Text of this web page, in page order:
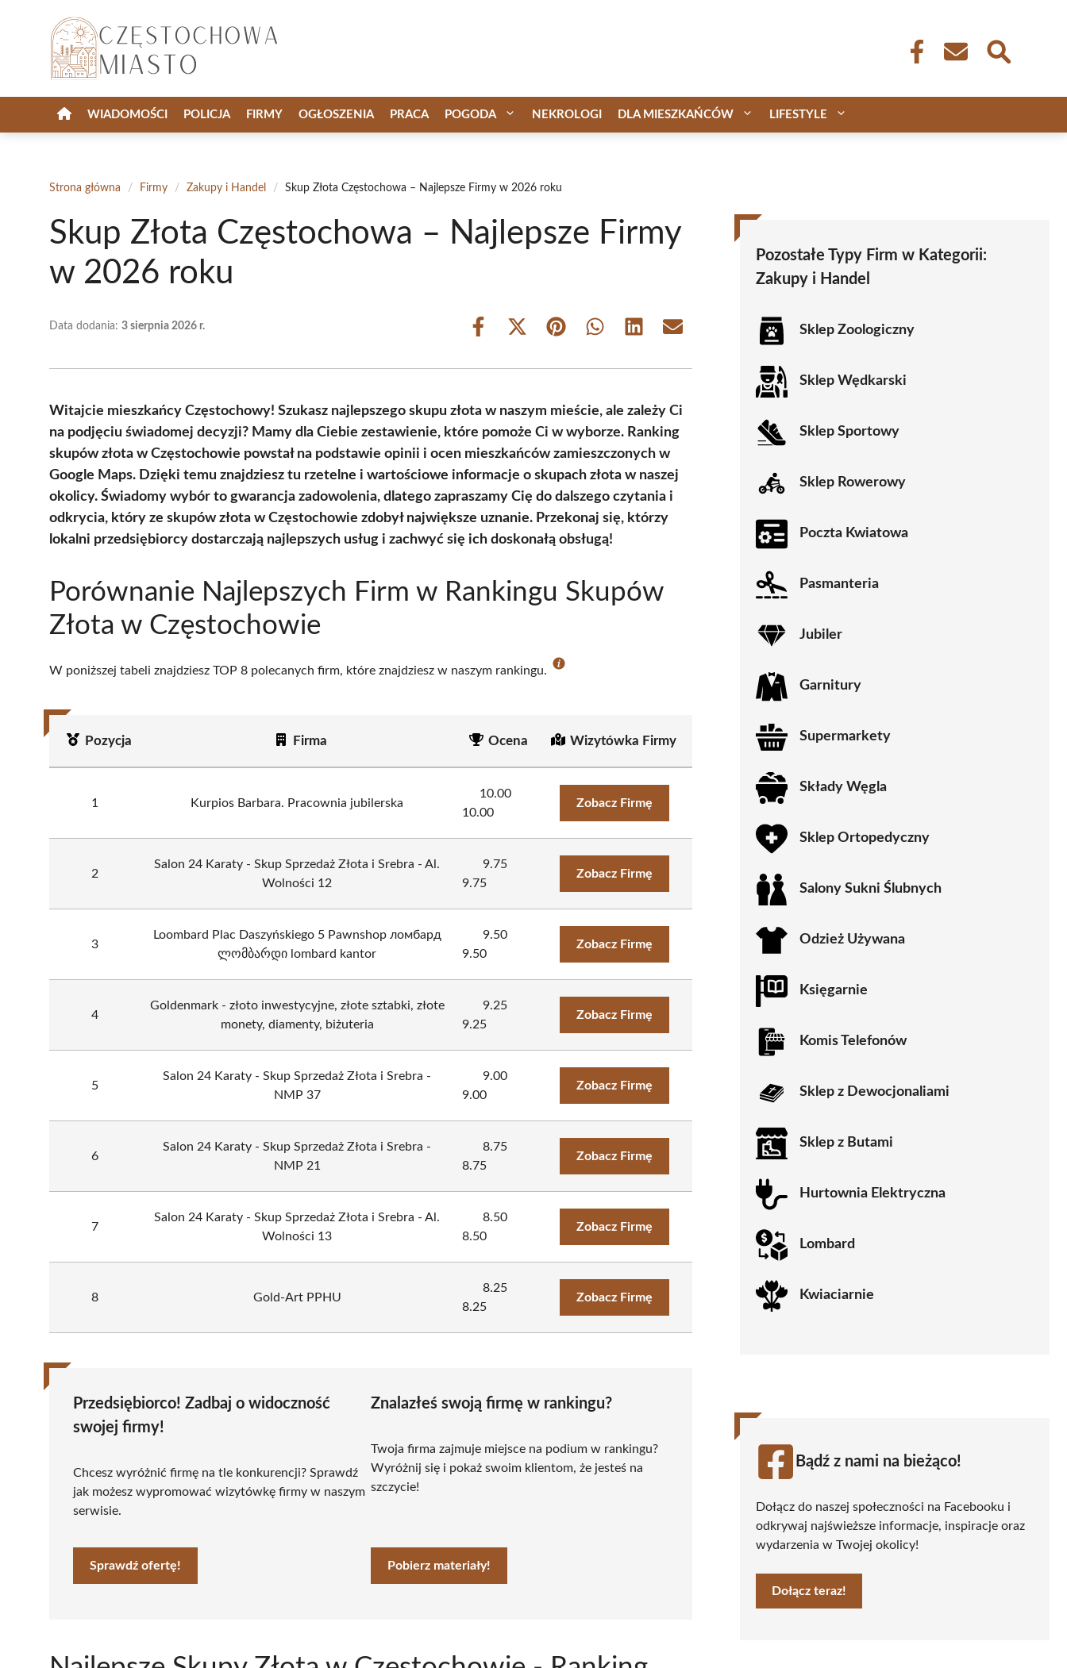
WIADOMOŚCI POLICJA FIRMY OGŁOSZENIA PRACA POGODA NEKROLOGI DLA MIESZKAŃCÓW LIFESTYLE
Strona główna / Firmy / Zakupy i Handel / Skup Złota Częstochowa – Najlepsze Firmy w 2026 roku
Skup Złota Częstochowa – Najlepsze Firmy
w 2026 roku
Data dodania: 3 sierpnia 2026 r.
Share
Share
(Twitter)
Share Share Share Share
Witajcie mieszkańcy Częstochowy! Szukasz najlepszego skupu złota w naszym mieście, ale zależy Ci
na podjęciu świadomej decyzji? Mamy dla Ciebie zestawienie, które pomoże Ci w wyborze. Ranking
skupów złota w Częstochowie powstał na podstawie opinii i ocen mieszkańców zamieszczonych w
Google Maps. Dzięki temu znajdziesz tu rzetelne i wartościowe informacje o skupach złota w naszej
okolicy. Świadomy wybór to gwarancja zadowolenia, dlatego zapraszamy Cię do dalszego czytania i
odkrycia, który ze skupów złota w Częstochowie zdobył największe uznanie. Przekonaj się, którzy
lokalni przedsiębiorcy dostarczają najlepszych usług i zachwyć się ich doskonałą obsługą!
Porównanie Najlepszych Firm w Rankingu Skupów
Złota w Częstochowie
W poniższej tabeli znajdziesz TOP 8 polecanych firm, które znajdziesz w naszym rankingu.
Pozycja Firma Ocena Wizytówka Firmy
1 Kurpios Barbara. Pracownia jubilerska
10.00
10.00
Zobacz Firmę
2
Salon 24 Karaty - Skup Sprzedaż Złota i Srebra - Al.
Wolności 12
9.75
9.75
Zobacz Firmę
3
Loombard Plac Daszyńskiego 5 Pawnshop ломбард
ლომბარდი lombard kantor
9.50
9.50
Zobacz Firmę
4
Goldenmark - złoto inwestycyjne, złote sztabki, złote
monety, diamenty, biżuteria
9.25
9.25
Zobacz Firmę
5
Salon 24 Karaty - Skup Sprzedaż Złota i Srebra -
NMP 37
9.00
9.00
Zobacz Firmę
6
Salon 24 Karaty - Skup Sprzedaż Złota i Srebra -
NMP 21
8.75
8.75
Zobacz Firmę
7
Salon 24 Karaty - Skup Sprzedaż Złota i Srebra - Al.
Wolności 13
8.50
8.50
Zobacz Firmę
8 Gold-Art PPHU
8.25
8.25
Zobacz Firmę
Przedsiębiorco! Zadbaj o widoczność
swojej firmy!
Chcesz wyróżnić firmę na tle konkurencji? Sprawdź
jak możesz wypromować wizytówkę firmy w naszym
serwisie.
Sprawdź ofertę!
Znalazłeś swoją firmę w rankingu?
Twoja firma zajmuje miejsce na podium w rankingu?
Wyróżnij się i pokaż swoim klientom, że jesteś na
szczycie!
Pobierz materiały!
Pozostałe Typy Firm w Kategorii:
Zakupy i Handel
Sklep Zoologiczny
Sklep Wędkarski
Sklep Sportowy
Sklep Rowerowy
Poczta Kwiatowa
Pasmanteria
Jubiler
Garnitury
Supermarkety
Składy Węgla
Sklep Ortopedyczny
Salony Sukni Ślubnych
Odzież Używana
Księgarnie
Komis Telefonów
Sklep z Dewocjonaliami
Sklep z Butami
Hurtownia Elektryczna
Lombard
Kwiaciarnie
Bądź z nami na bieżąco!
Dołącz do naszej społeczności na Facebooku i
odkrywaj najświeższe informacje, inspiracje oraz
wydarzenia w Twojej okolicy!
Dołącz teraz!